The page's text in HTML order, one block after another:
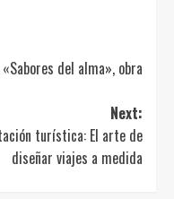
del alma», obra
Next:
turística: El arte de
diseñar viajes a medida